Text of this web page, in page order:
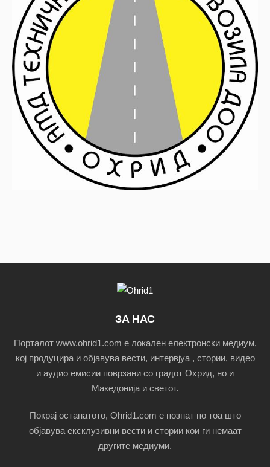
ЗА НАС
Порталот www.ohrid1.com е локален електронски медиум,
кој продуцира и објавува вести, интервјуа , стории, видео
и аудио емисии поврзани со градот Охрид, но и
Македонија и светот.
Покрај останатото, Ohrid1.com е познат по тоа што
објавува ексклузивни вести и стории кои ги немаат
другите медиуми.